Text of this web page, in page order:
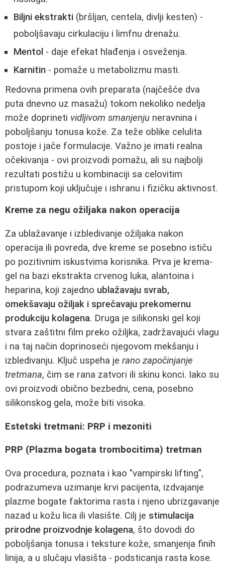
Biljni ekstrakti (bršljan, centela, divlji kesten) -
poboljšavaju cirkulaciju i limfnu drenažu.
Mentol - daje efekat hlađenja i osveženja.
Karnitin - pomaže u metabolizmu masti.
Redovna primena ovih preparata (najčešće dva
puta dnevno uz masažu) tokom nekoliko nedelja
može doprineti vidljivom smanjenju neravnina i
poboljšanju tonusa kože. Za teže oblike celulita
postoje i jače formulacije. Važno je imati realna
očekivanja - ovi proizvodi pomažu, ali su najbolji
rezultati postižu u kombinaciji sa celovitim
pristupom koji uključuje i ishranu i fizičku aktivnost.
Kreme za negu ožiljaka nakon operacija
Za ublažavanje i izbledivanje ožiljaka nakon
operacija ili povreda, dve kreme se posebno ističu
po pozitivnim iskustvima korisnika. Prva je krema-
gel na bazi ekstrakta crvenog luka, alantoina i
heparina, koji zajedno ublažavaju svrab,
omekšavaju ožiljak i sprečavaju prekomernu
produkciju kolagena. Druga je silikonski gel koji
stvara zaštitni film preko ožiljka, zadržavajući vlagu
i na taj način doprinoseći njegovom mekšanju i
izbledivanju. Ključ uspeha je rano započinjanje
tretmana, čim se rana zatvori ili skinu konci. Iako su
ovi proizvodi obično bezbedni, cena, posebno
silikonskog gela, može biti visoka.
Estetski tretmani: PRP i mezoniti
PRP (Plazma bogata trombocitima) tretman
Ova procedura, poznata i kao "vampirski lifting",
podrazumeva uzimanje krvi pacijenta, izdvajanje
plazme bogate faktorima rasta i njeno ubrizgavanje
nazad u kožu lica ili vlasište. Cilj je stimulacija
prirodne proizvodnje kolagena, što dovodi do
poboljšanja tonusa i teksture kože, smanjenja finih
linija, a u slučaju vlasišta - podsticanja rasta kose.